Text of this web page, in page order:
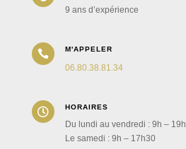
9 ans d’expérience
 M'APPELER
06.80.38.81.34
 HORAIRES
Du lundi au vendredi : 9h – 19h
Le samedi : 9h – 17h30